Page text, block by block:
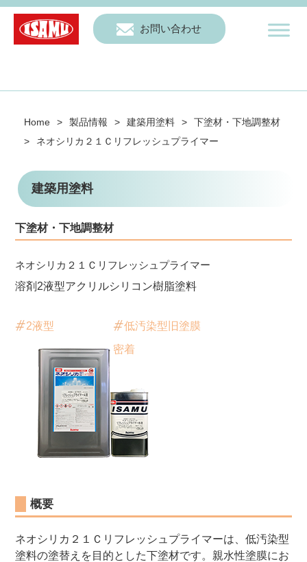
お問い合わせ
Home > 製品情報 > 建築用塗料 >
下塗材・下地調整材
>
ネオシリカ２１Ｃリフレッシュプライマー
建築用塗料
下塗材・下地調整材
ネオシリカ２１Ｃリフレッシュプライマー
溶剤2液型アクリルシリコン樹脂塗料
2液型
低汚染型旧塗膜
密着
概要
ネオシリカ２１Ｃリフレッシュプライマーは、低汚染型
塗料の塗替えを目的とした下塗材です。親水性塗膜にお